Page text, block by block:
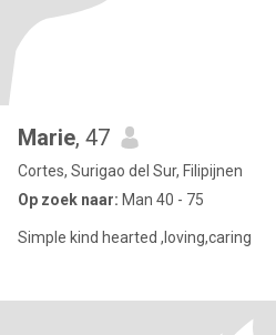
Marie, 47
Cortes, Surigao del Sur, Filipijnen
Op zoek naar: Man 40 - 75
Simple kind hearted ,loving,caring